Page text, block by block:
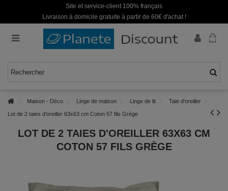
Site et service-client 100% français
Livraison à domicile gratuite à partir de 60€ d'achat !
Maison - Déco Linge de maison Linge de lit Taie d'oreiller
Lot de 2 taies d'oreiller 63x63 cm Coton 57 fils Grège
LOT DE 2 TAIES D'OREILLER 63X63 CM
COTON 57 FILS GRÈGE